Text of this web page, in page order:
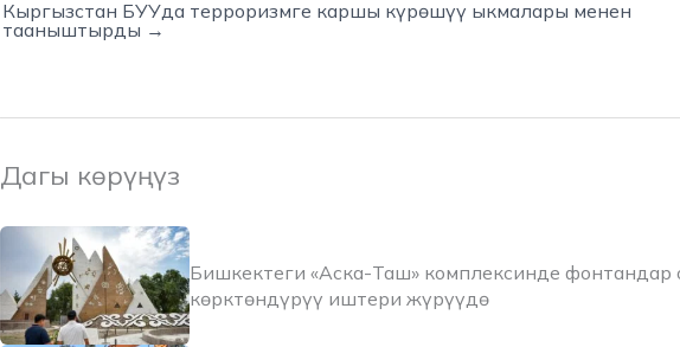
Кыргызстан БУУда терроризмге каршы күрөшүү ыкмалары менен
тааныштырды →
Дагы көрүңүз
Бишкектеги «Аска-Таш» комплексинде фонтандар
көрктөндүрүү иштери жүрүүдө